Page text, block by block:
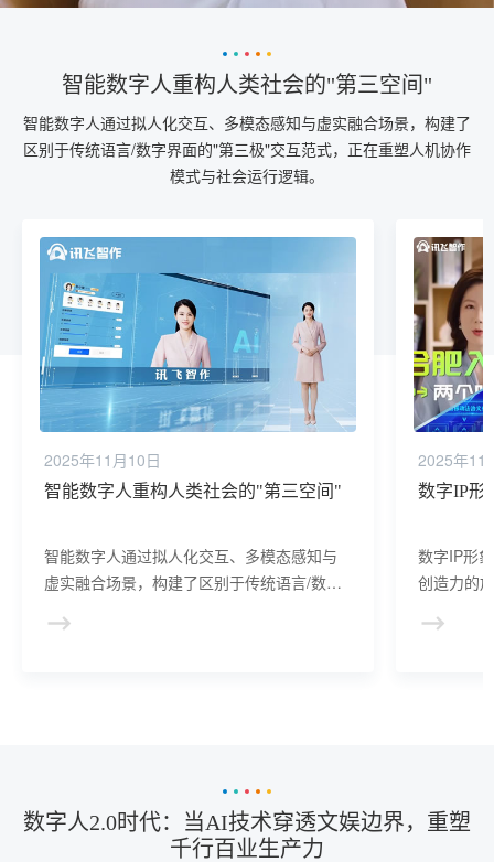
智能数字人重构人类社会的"第三空间"
智能数字人通过拟人化交互、多模态感知与虚实融合场景，构建了
区别于传统语言/数字界面的"第三极"交互范式，正在重塑人机协作
模式与社会运行逻辑。
2025年11月10日
智能数字人重构人类社会的"第三空间"
智能数字人通过拟人化交互、多模态感知与
虚实融合场景，构建了区别于传统语言/数字
模式与社会运行逻辑。
2025年11
数字IP形
数字IP形
创造力的
与智慧的
数字人2.0时代：当AI技术穿透文娱边界，重塑
千行百业生产力